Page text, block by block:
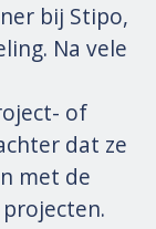
bij Stipo,
Na vele
of
dat ze
met de